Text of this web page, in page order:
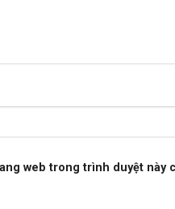
web trong trình duyệt này